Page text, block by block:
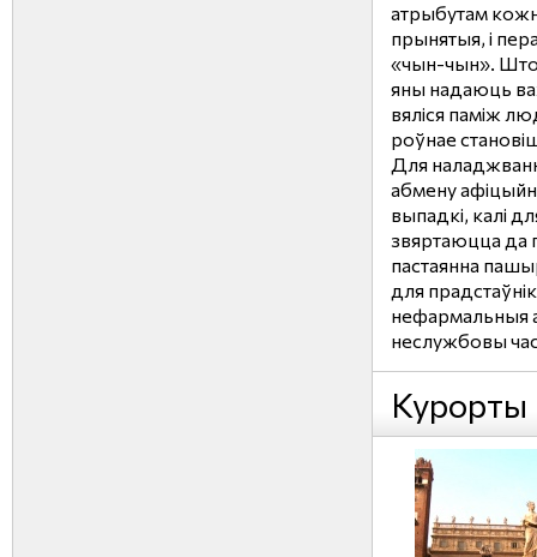
атрыбутам
прынятыя, і
«чын-чын». Што
яны надаюць
вяліся паміж
роўнае
Для
абмену
выпадкі, калі
звяртаюцца да
пастаянна
для
нефармальныя
неслужбовы
Курорты